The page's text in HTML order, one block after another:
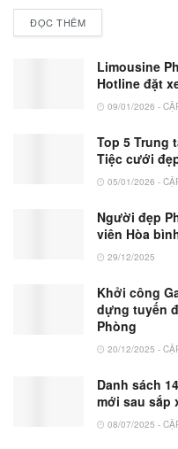
ĐỌC THÊM
Limousine
Hotline đặt
09/01/2026 -
Top 5 Trung
Tiệc cưới
05/01/2026 -
Người đẹp
viên Hòa
29/12/2025
Khởi công
dựng tuyến
Phòng
20/12/2025 -
Danh sách
mới sau sắp
08/07/2025 -